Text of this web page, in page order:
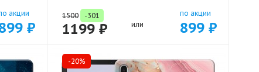
акции
₽
1500 -301
1199 ₽ или
по акции
899 ₽
-20%